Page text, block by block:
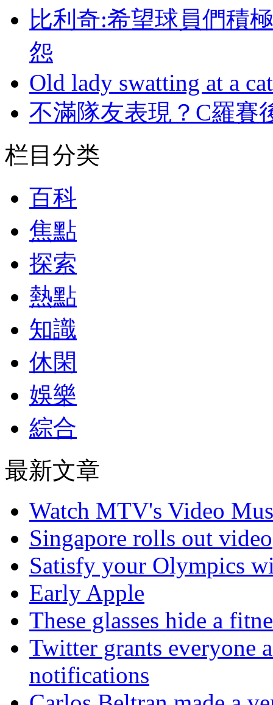
比利奇:希望球員們積
怨
Old lady swatting at a
不滿隊友表現？C羅
栏目分类
百科
焦點
探索
熱點
知識
休閑
娛樂
綜合
最新文章
Watch MTV's Video
Singapore rolls out video
Satisfy your Olympics
Early Apple
These glasses hide a
Twitter grants everyone
notifications